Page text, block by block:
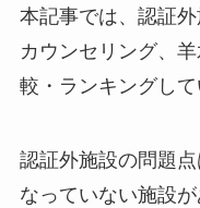
本記事では、認証
カウンセリング、
較・ランキングして
認証外施設の問題
なっていない施設が